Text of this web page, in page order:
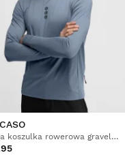
Męska koszulka rowerowa gravel z długim rękawem